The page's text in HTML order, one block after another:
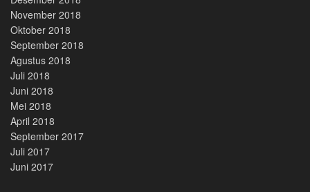
November 2018
Oktober 2018
September 2018
Agustus 2018
Juli 2018
Juni 2018
Mei 2018
April 2018
September 2017
Juli 2017
Juni 2017